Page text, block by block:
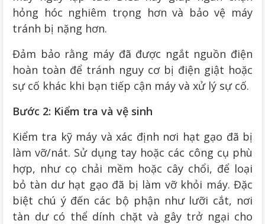
hỏng hóc nghiêm trọng hơn và bảo vệ máy
tránh bị nặng hơn.
Đảm bảo rằng máy đã được ngắt nguồn điện
hoàn toàn để tránh nguy cơ bị điện giật hoặc
sự cố khác khi bạn tiếp cận máy và xử lý sự cố.
Bước 2: Kiểm tra và vệ sinh
Kiểm tra kỹ máy và xác định nơi hạt gạo đã bị
làm vỡ/nát. Sử dụng tay hoặc các công cụ phù
hợp, như cọ chải mềm hoặc cây chổi, để loại
bỏ tàn dư hạt gạo đã bị làm vỡ khỏi máy. Đặc
biệt chú ý đến các bộ phận như lưỡi cắt, nơi
tàn dư có thể dính chặt và gây trở ngại cho